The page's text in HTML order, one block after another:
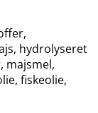
hydrolyseret
majsmel,
fiskeolie,